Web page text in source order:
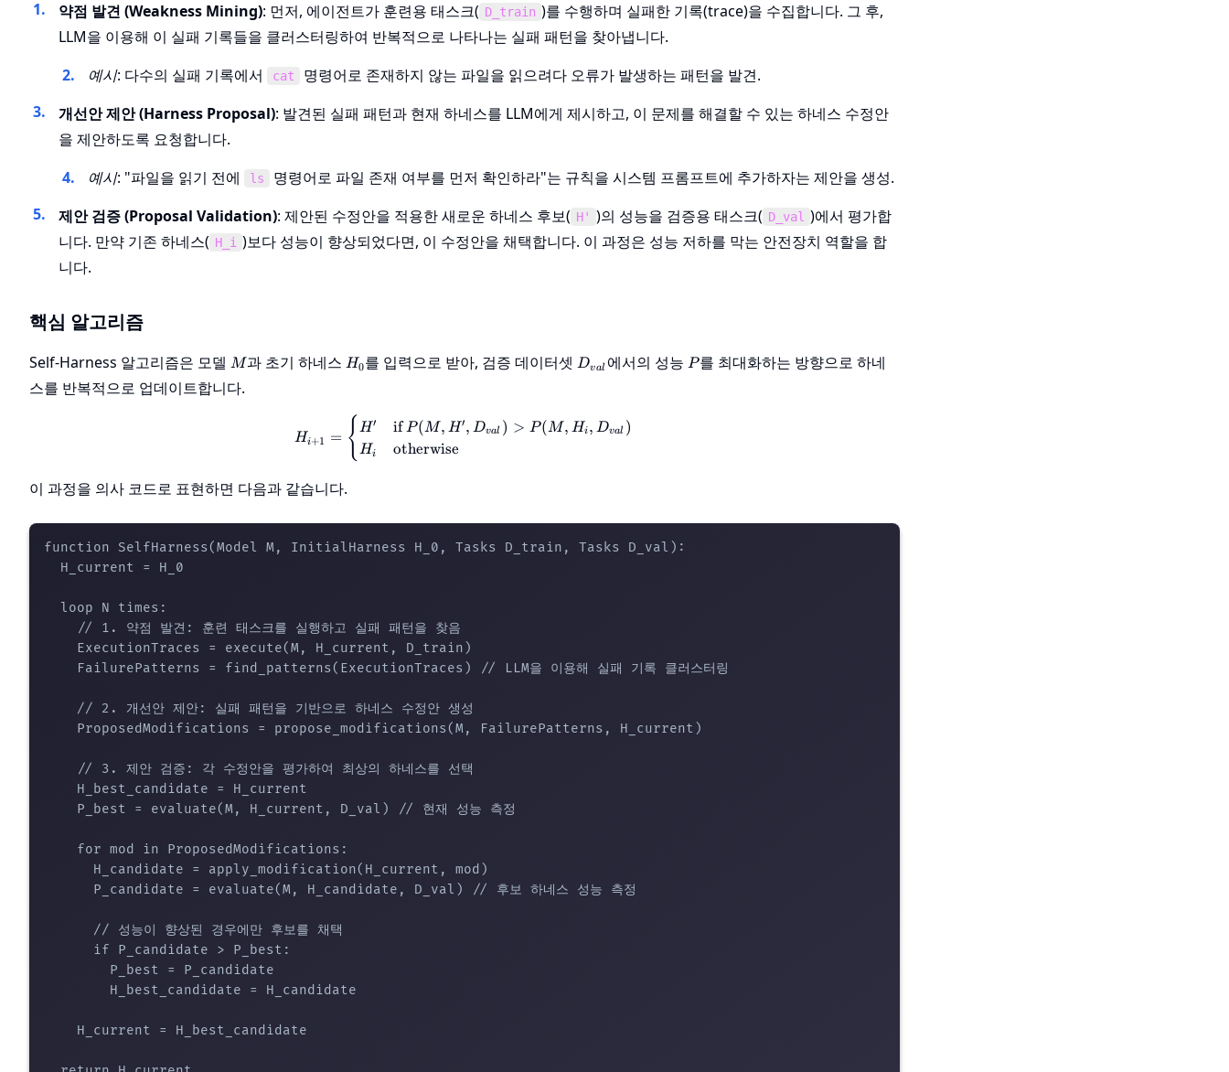
약점 발견 (Weakness Mining): 먼저, 에이전트가 훈련용 태스크( D_train )를 수행하며 실패한 기록(trace)을 수집합니다. 그 후,
LLM을 이용해 이 실패 기록들을 클러스터링하여 반복적으로 나타나는 실패 패턴을 찾아냅니다.
예시: 다수의 실패 기록에서 cat
명령어로 존재하지 않는 파일을 읽으려다 오류가 발생하는 패턴을 발견.
개선안 제안 (Harness Proposal): 발견된 실패 패턴과 현재 하네스를 LLM에게 제시하고, 이 문제를 해결할 수 있는 하네스 수정안
을 제안하도록 요청합니다.
예시: "파일을 읽기 전에 ls
명령어로 파일 존재 여부를 먼저 확인하라"는 규칙을 시스템 프롬프트에 추가하자는 제안을 생성.
제안 검증 (Proposal Validation): 제안된 수정안을 적용한 새로운 하네스 후보( H' )의 성능을 검증용 태스크( D_val )에서 평가합
니다. 만약 기존 하네스( H_i )보다 성능이 향상되었다면, 이 수정안을 채택합니다. 이 과정은 성능 저하를 막는 안전장치 역할을 합
니다.
핵심 알고리즘
Self-Harness 알고리즘은 모델 M
M과 초기 하네스 H_0
H0를 입력으로 받아, 검증 데이터셋D_{val}
Dval 에서의 성능 P
P를 최대화하는 방향으로 하네
스를 반복적으로 업데이트합니다.
H_{i+1} = \begin{cases} H' & \text{if } P(M, H', D_{val}) > P(M, H_i, D_{val}) \\ H_i & \text{otherwise}
Hi+1 = { H′
Hi
ifP (M, H′, Dval ) > P(M, Hi , Dval )
otherwise
이 과정을 의사 코드로 표현하면 다음과 같습니다.
function SelfHarness(Model M, InitialHarness H_0, Tasks D_train, Tasks D_val):
  H_current = H_0
  loop N times:
    // 1. 약점 발견: 훈련 태스크를 실행하고 실패 패턴을 찾음
    ExecutionTraces = execute(M, H_current, D_train)
    FailurePatterns = find_patterns(ExecutionTraces) // LLM을 이용해 실패 기록 클러스터링
    // 2. 개선안 제안: 실패 패턴을 기반으로 하네스 수정안 생성
    ProposedModifications = propose_modifications(M, FailurePatterns, H_current)
    // 3. 제안 검증: 각 수정안을 평가하여 최상의 하네스를 선택
    H_best_candidate = H_current
    P_best = evaluate(M, H_current, D_val) // 현재 성능 측정
    for mod in ProposedModifications:
      H_candidate = apply_modification(H_current, mod)
      P_candidate = evaluate(M, H_candidate, D_val) // 후보 하네스 성능 측정
      // 성능이 향상된 경우에만 후보를 채택
      if P_candidate > P_best:
        P_best = P_candidate
        H_best_candidate = H_candidate
    H_current = H_best_candidate